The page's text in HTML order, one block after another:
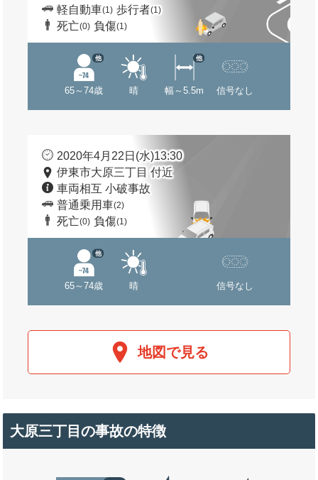
軽自動車(1) 歩行者(1)
死亡(0) 負傷(1)
65～74歳
他
晴 幅～5.5m
他
信号なし
2020年4月22日(水)13:30
伊東市大原三丁目 付近
車両相互 小破事故
普通乗用車(2)
死亡(0) 負傷(1)
65～74歳
他
晴 信号なし
地図で見る
大原三丁目の事故の特徴